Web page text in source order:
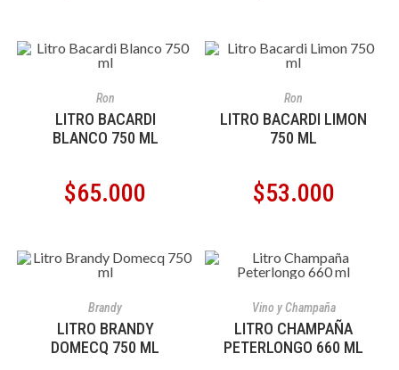
Ron
LITRO BACARDI
BLANCO 750 ML
$65.000
Ron
LITRO BACARDI LIMON
750 ML
$53.000
Brandy
LITRO BRANDY
DOMECQ 750 ML
Vino y Champaña
LITRO CHAMPAÑA
PETERLONGO 660 ML